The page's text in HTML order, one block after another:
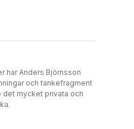
mottagit flera priser för
Till hans senare
över den
Joseph Roth.
har Anders Björnsson
och tankefragment
det mycket privata och